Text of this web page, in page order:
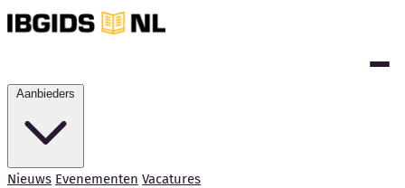
Nieuws Evenementen Vacatures